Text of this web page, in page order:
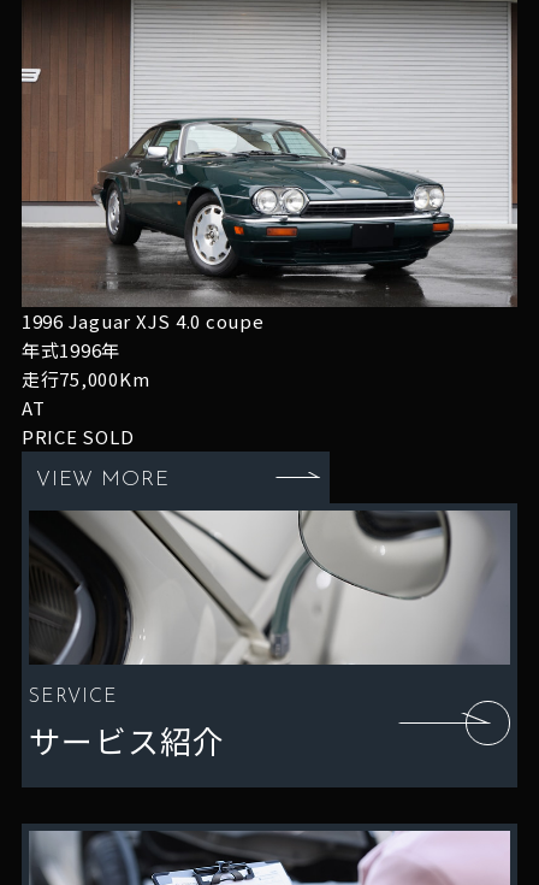
1996 Jaguar XJS 4.0 coupe
年式1996年
走行75,000Km
AT
PRICE SOLD
VIEW MORE
SERVICE
サービス紹介